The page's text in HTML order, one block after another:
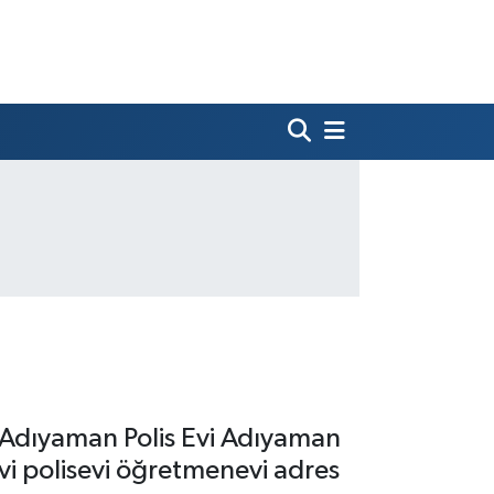
Polis Evi Adıyaman
polisevi öğretmenevi adres